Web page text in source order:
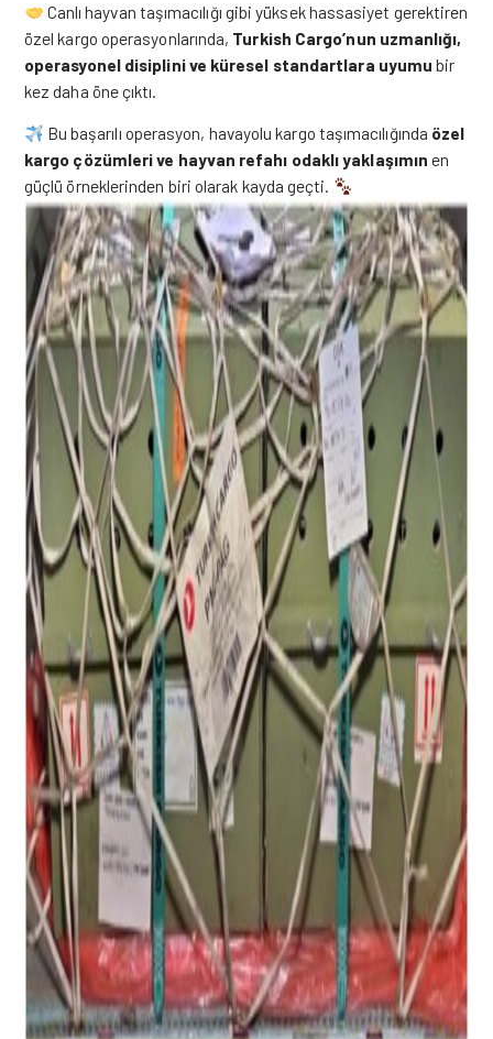
Canlı hayvan taşımacılığı gibi yüksek hassasiyet gerektiren
özel kargo operasyonlarında, Turkish Cargo’nun uzmanlığı,
operasyonel disiplini ve küresel standartlara uyumu bir
kez daha öne çıktı.
Bu başarılı operasyon, havayolu kargo taşımacılığında özel
kargo çözümleri ve hayvan refahı odaklı yaklaşımın en
güçlü örneklerinden biri olarak kayda geçti.